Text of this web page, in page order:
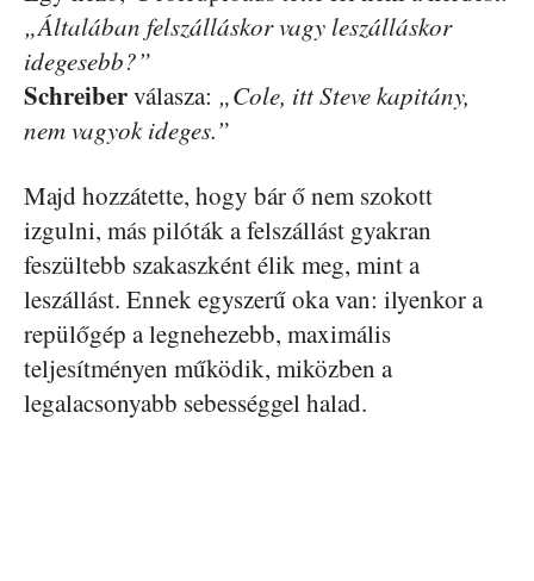
„Általában felszálláskor vagy leszálláskor
idegesebb?”
Schreiberválasza: „Cole, itt Steve kapitány,
nem vagyok ideges.”
Majd hozzátette, hogy bár ő nem szokott
izgulni, más pilóták a felszállást gyakran
feszültebb szakaszként élik meg, mint a
leszállást. Ennek egyszerű oka van: ilyenkor a
repülőgép a legnehezebb, maximális
teljesítményen működik, miközben a
legalacsonyabb sebességgel halad.